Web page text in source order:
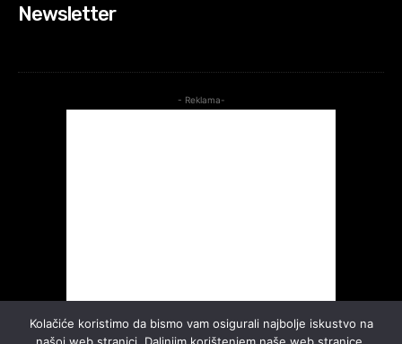
Newsletter
- Reklama-
Kolačiće koristimo da bismo vam osigurali najbolje iskustvo na